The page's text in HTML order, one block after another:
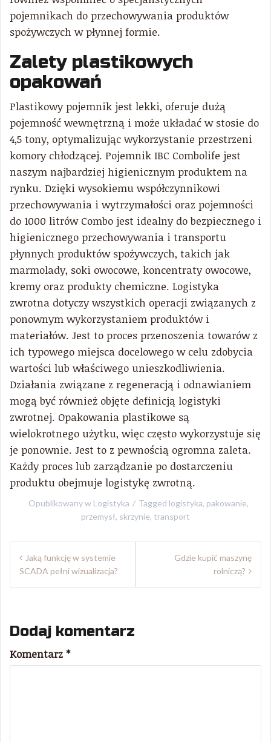
pojemnikach do przechowywania produktów
spożywczych w płynnej formie.
Zalety plastikowych
opakowań
Plastikowy pojemnik jest lekki, oferuje dużą
pojemność wewnętrzną i może układać w stosie do
4,5 tony, optymalizując wykorzystanie przestrzeni
komory chłodzącej. Pojemnik IBC Combolife jest
naszym najbardziej higienicznym produktem na
rynku. Dzięki wysokiemu współczynnikowi
przechowywania i wytrzymałości oraz pojemności
do 1000 litrów Combo jest idealny do bezpiecznego i
higienicznego przechowywania i transportu
płynnych produktów spożywczych, takich jak
marmolady, soki owocowe, koncentraty owocowe,
kremy oraz produkty chemiczne. Logistyka
zwrotna dotyczy wszystkich operacji związanych z
ponownym wykorzystaniem produktów i
materiałów. Jest to proces przenoszenia towarów z
ich typowego miejsca docelowego w celu zdobycia
wartości lub właściwego unieszkodliwienia.
Działania związane z regeneracją i odnawianiem
mogą być również objęte definicją logistyki
zwrotnej. Opakowania plastikowe są
wielokrotnego użytku, więc często wykorzystuje się
je ponownie. Jest to z pewnością ogromna zaleta.
Każdy proces lub zarządzanie po dostarczeniu
produktu obejmuje logistykę zwrotną.
Opublikowany w Logistyka Tagged logistyka, pakowanie,
przemysł, skrzynie, transport
Nawigacja
wpisu
Jaką funkcję w systemie
SCADA pełni wizualizacja?
Gdzie kupić maszynę
rolniczą?
Dodaj komentarz
Komentarz *